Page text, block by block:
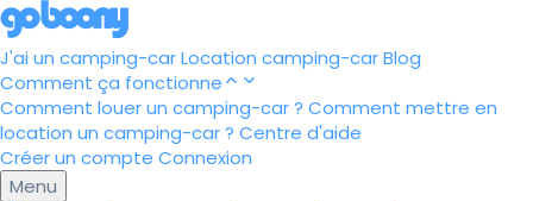
J'ai un camping-carLocation camping-carBlog
Comment ça fonctionne
Comment louer un camping-car ? Comment mettre en
location un camping-car ? Centre d'aide
Créer un compte Connexion
Menu